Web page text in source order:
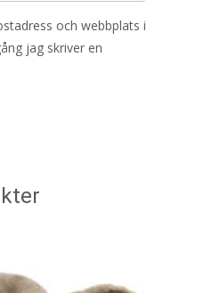
och webbplats i
jag skriver en